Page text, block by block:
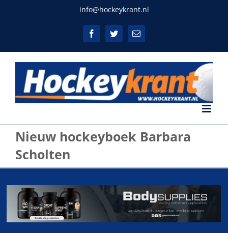
info@hockeykrant.nl
FacebookTwitterE-
mail
Nieuw hockeyboek Barbara
Scholten